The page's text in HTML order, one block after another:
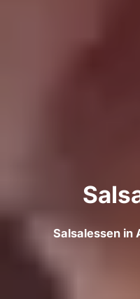
Salsalessen in